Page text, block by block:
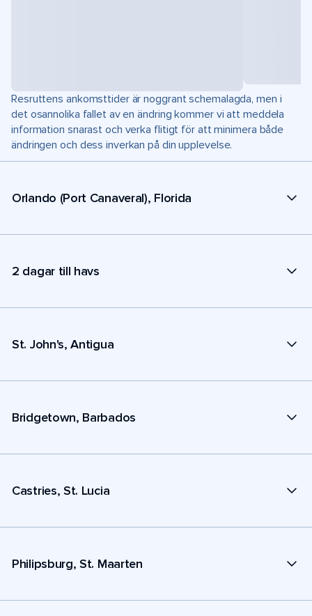
Resruttens ankomsttider är noggrant schemalagda, men i
det osannolika fallet av en ändring kommer vi att meddela
information snarast och verka flitigt för att minimera både
ändringen och dess inverkan på din upplevelse.
Orlando (Port Canaveral), Florida
2 dagar till havs
St. John's, Antigua
Bridgetown, Barbados
Castries, St. Lucia
Philipsburg, St. Maarten